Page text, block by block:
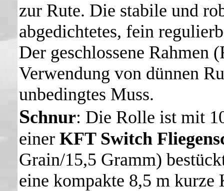
zur Rute. Die stabile und
abgedichtetes, fein
Der geschlossene Rahmen
Verwendung von dünnen
unbedingtes Muss.
Schnur: Die Rolle ist mit
einer KFT Switch
Grain/15,5 Gramm)
eine kompakte 8,5 m